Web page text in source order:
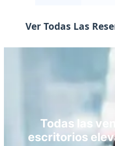
Ver Todas Las
Todas las
escritorios